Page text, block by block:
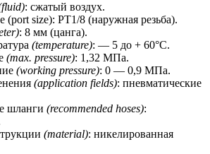
: сжатый воздух.
(port size): РТ1/8 (наружная резьба).
: 8 мм (цанга).
(temperature): — 5 до + 60°C.
(max. pressure): 1,32 МПа.
(working pressure): 0 — 0,9 МПа.
(application fields): пневматические
шланги (recommended hoses):
(material): никелированная